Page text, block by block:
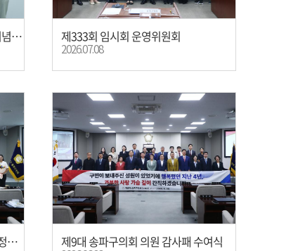
제1회 송파구 장기요양병원의 날 기념행사 제333회 임시회 운영위원회
2026.07.08
제10대 송파구의회 의원 당선자 의정활동 설명회 제9대 송파구의회 의원 감사패 수여식